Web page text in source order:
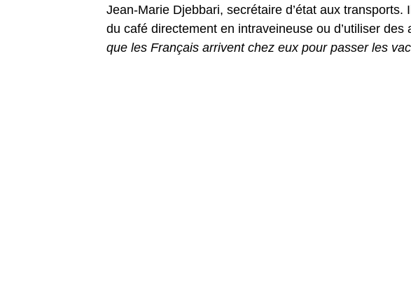
Jean-Marie Djebbari, secrétaire d’état aux transports.
du café directement en intraveineuse ou d’utiliser des
que les Français arrivent chez eux pour passer les